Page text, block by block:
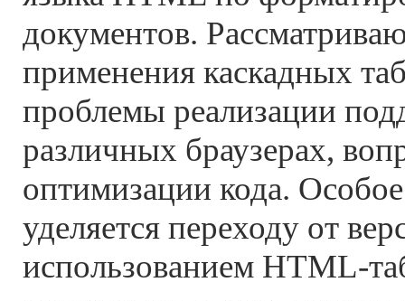
документов.
применения каскадных
проблемы реализации
различных браузерах,
оптимизации кода.
уделяется переходу от
использованием HTML-